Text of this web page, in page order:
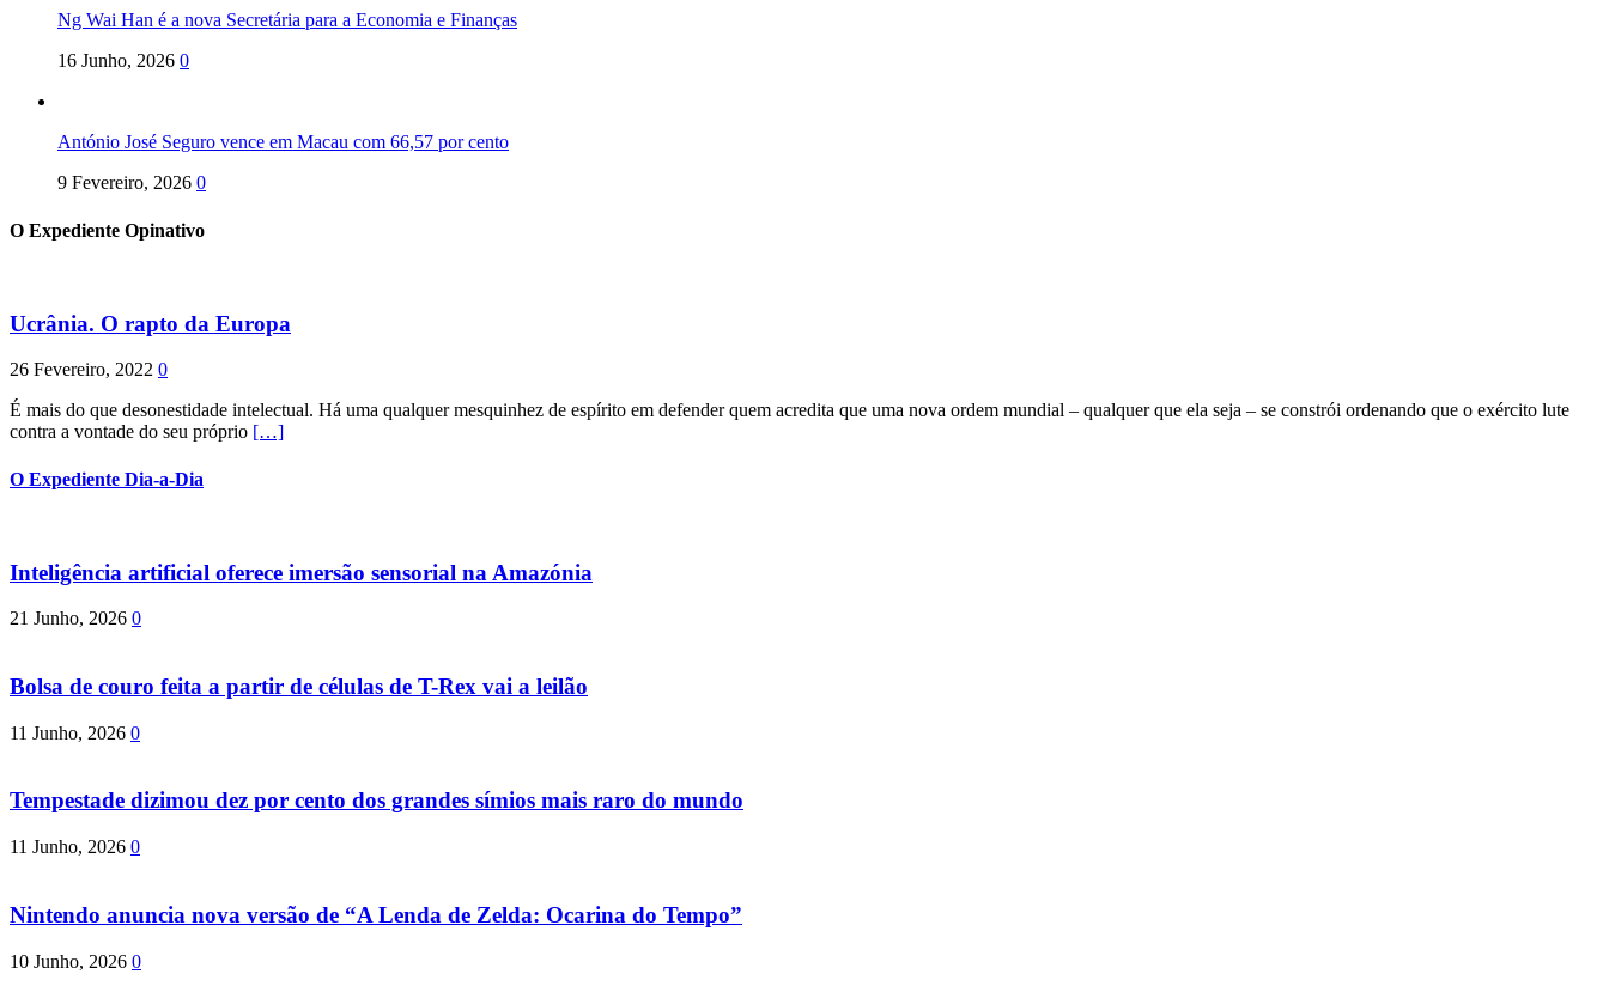
Ng Wai Han é a nova Secretária para a Economia e Finanças
16 Junho, 2026 0
António José Seguro vence em Macau com 66,57 por cento
9 Fevereiro, 2026 0
O Expediente Opinativo
Ucrânia. O rapto da Europa
26 Fevereiro, 2022 0
É mais do que desonestidade intelectual. Há uma qualquer mesquinhez de espírito em defender quem acredita que uma nova ordem mundial – qualquer que ela seja – se constrói ordenando que o exército lute
contra a vontade do seu próprio […]
O Expediente Dia-a-Dia
Inteligência artificial oferece imersão sensorial na Amazónia
21 Junho, 2026 0
Bolsa de couro feita a partir de células de T-Rex vai a leilão
11 Junho, 2026 0
Tempestade dizimou dez por cento dos grandes símios mais raro do mundo
11 Junho, 2026 0
Nintendo anuncia nova versão de “A Lenda de Zelda: Ocarina do Tempo”
10 Junho, 2026 0